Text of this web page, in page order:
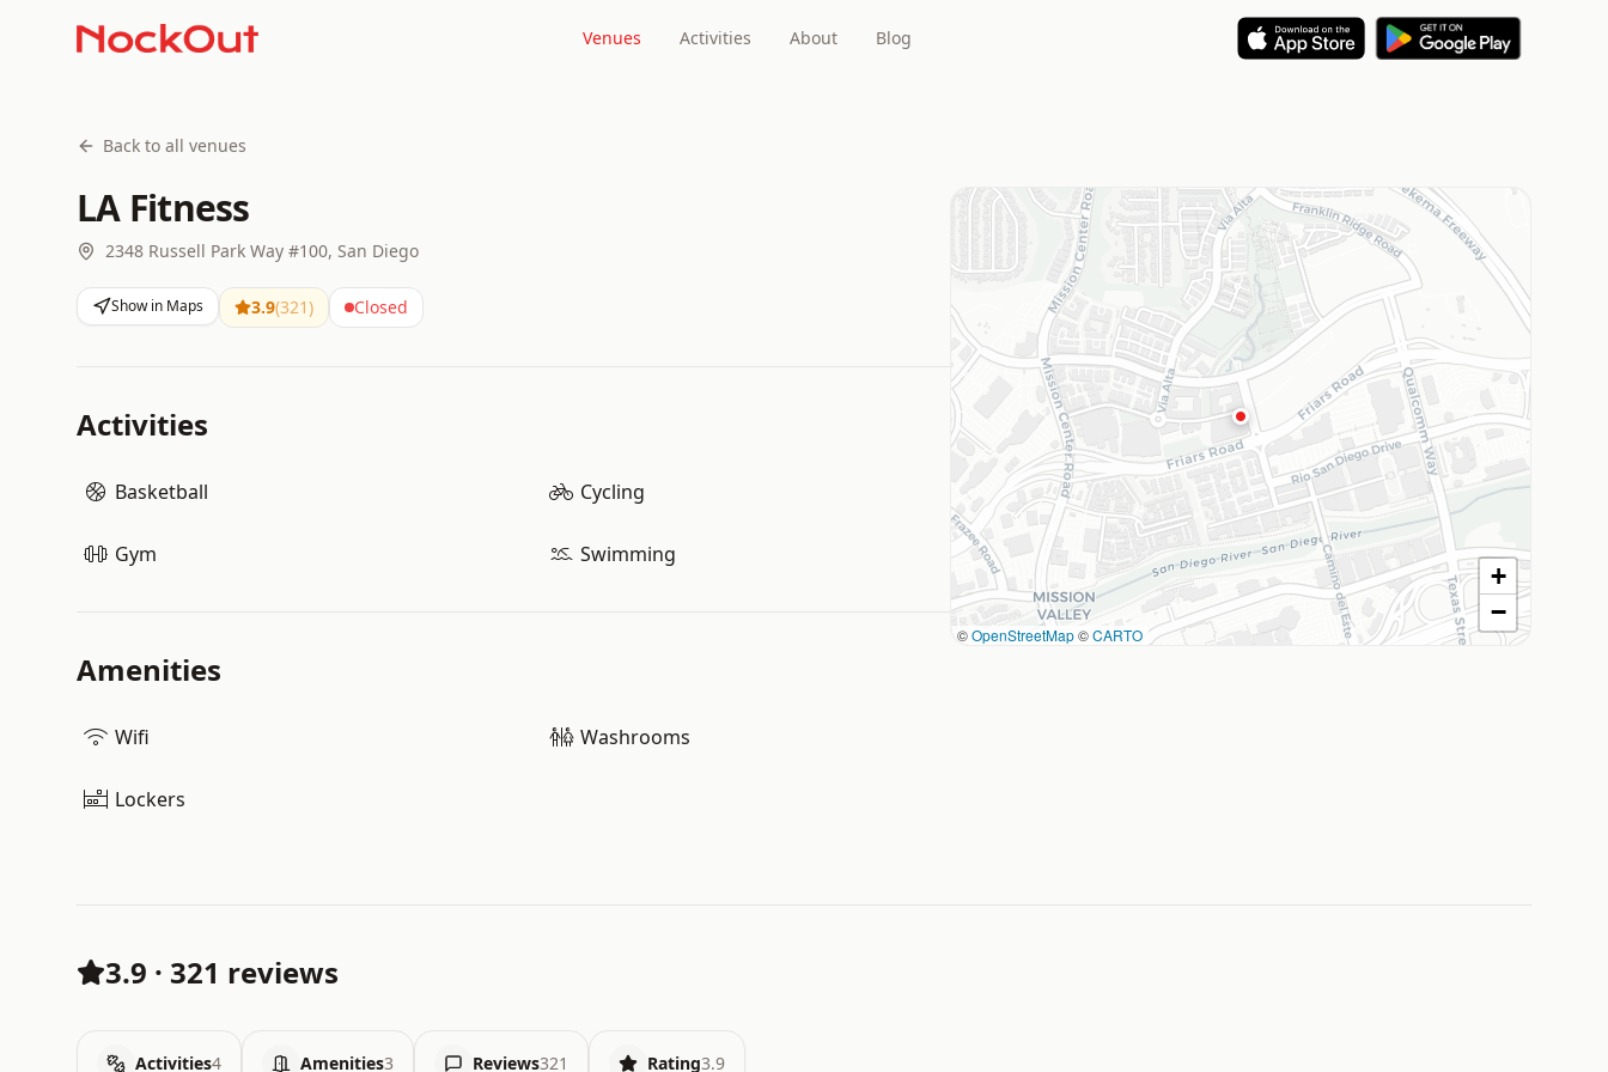
Venues Activities About Blog
Back to all venues
LA Fitness
2348 Russell Park Way #100, San Diego
Show in Maps 3.9(321) Closed
Activities
Basketball Cycling
Gym Swimming
Amenities
Wifi Washrooms
Lockers
©OpenStreetMap©CARTO
+
−
3.9 · 321 reviews
Activities4 Amenities3 Reviews321 Rating3.9